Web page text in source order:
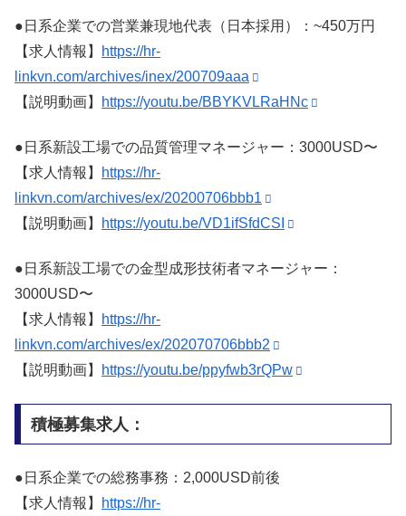
●日系企業での営業兼現地代表（日本採用）：~450万円
【求人情報】
https://hr-
linkvn.com/archives/inex/200709aaa
【説明動画】
https://youtu.be/BBYKVLRaHNc
●日系新設工場での品質管理マネージャー：3000USD〜
【求人情報】
https://hr-
linkvn.com/archives/ex/20200706bbb1
【説明動画】
https://youtu.be/VD1ifSfdCSI
●日系新設工場での金型成形技術者マネージャー：
3000USD〜
【求人情報】
https://hr-
linkvn.com/archives/ex/202070706bbb2
【説明動画】
https://youtu.be/ppyfwb3rQPw
積極募集求人：
●日系企業での総務事務：2,000USD前後
【求人情報】
https://hr-